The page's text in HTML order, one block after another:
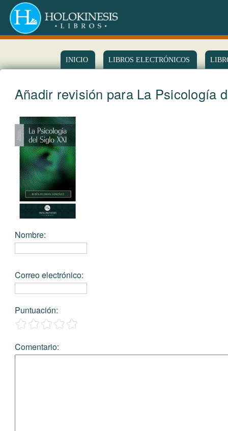
INICIO LIBROS ELECTRÓNICOS
Añadir revisión para La Psicología
Nombre:
Correo electrónico:
Puntuación:
Comentario: